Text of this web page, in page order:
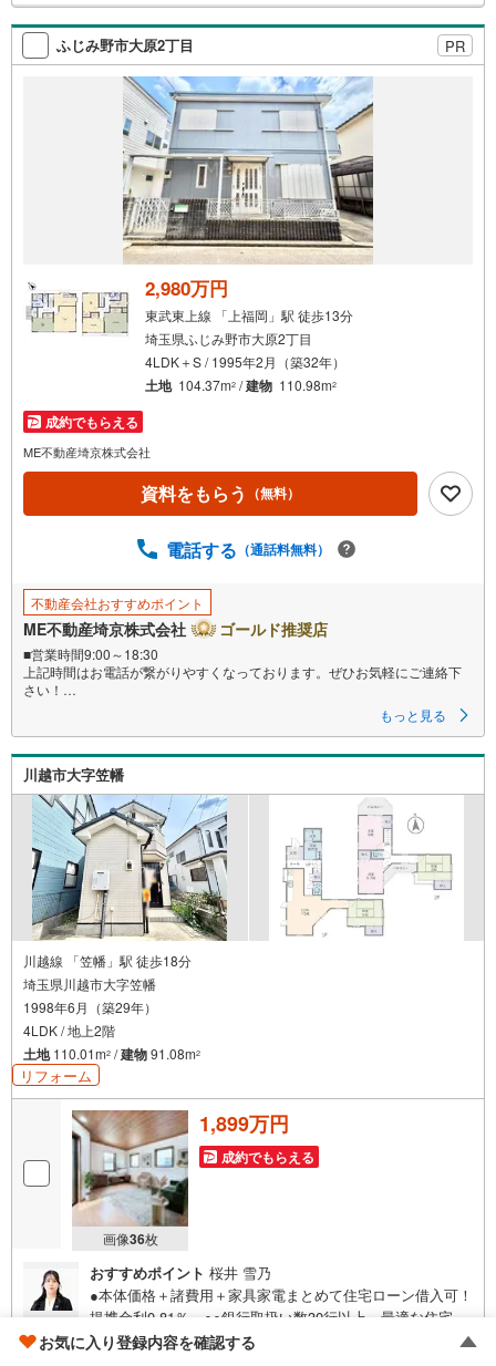
検
索
条
・
イ
ペ
ー
す
る
ふじみ野市大原2丁目 PR
2,980万円
東武東上線 「上福岡」駅 徒歩13分
埼玉県ふじみ野市大原2丁目
4LDK＋S / 1995年2月（築32年）
土地 104.37m2 /建物 110.98m2
成約でもらえる
ME不動産埼京株式会社
資料をもらう （無料）
電話する （通話料無料）
不動産会社おすすめポイント
ME不動産埼京株式会社 ゴールド推奨店
■営業時間9:00～18:30
上記時間はお電話が繋がりやすくなっております。ぜひお気軽にご連絡下
さい！
現地を見学される場合は「室内・現地を見学する（無料）」ボタンよりご
希望の日時をご記入いただけますとスムーズにご案内が可能です。
■ご来店特典
1.ご見学、ご来店後にアンケート記入でもれなく3、000円のQUOカードプ
レゼント（1組様1回限り後日郵送）
2.未公開の物件情報をご紹介
3.不動産ご購入、ご売却、太陽光発電システムご検討中のお客様、ご紹介で
もれなくQUOカード3、000円分プレゼント
更にご紹介のお客様が弊社仲介にてご契約頂くと、1万円から最大10万円の
ご紹介料をお支払いさせて頂きます！詳しくはスタッフ迄
■県内有数の大型店舗
1.店舗敷地内に大型駐車場完備、マイカーでも安心！
2.チャイルドスペース、授乳室、ベビーベッド完備
3.他にもファミリーに優しい『あったら良いな』がここにある！ミルク用浄
水サーバー、紙おむつ、アメニティ、大型個室2部屋、各ブースモニター等
もっと見る
川越市大字笠幡
川越線 「笠幡」駅 徒歩18分
埼玉県川越市大字笠幡
1998年6月（築29年）
4LDK / 地上2階
土地110.01m2 /建物91.08m2
リフォーム
画像36枚
1,899万円
成約でもらえる
おすすめポイント 桜井 雪乃
●本体価格＋諸費用＋家具家電まとめて住宅ローン借入可！
提携金利0.81％～●●銀行取扱い数30行以上～最適な住宅ロ
ーンをご提案します～●以下の条件でも審査を通した実績が
お気に入り登録内容を確認する